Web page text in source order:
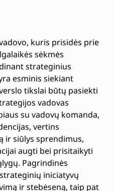
kuris prisidės prie
sėkmės
strateginius
esminis siekiant
tikslai būtų pasiekti
vadovas
su vadovų komanda,
vertins
ir siūlys sprendimus,
augti bei prisitaikyti
Pagrindinės
iniciatyvų
ir stebėseną, taip pat